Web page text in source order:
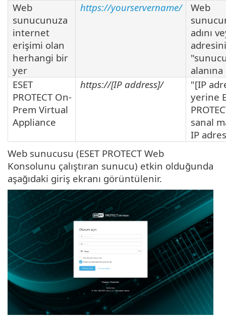
Web
sunucunuza
internet
erişimi olan
herhangi bir
yer
https://yourservername/
Web
adını
adresini
ESET
PROTECT On-
Prem Virtual
Appliance
https://[IP address]/
"[IP
yerine
sanal
IP
Web sunucusu (ESET PROTECT Web
Konsolunu çalıştıran sunucu) etkin olduğunda
aşağıdaki giriş ekranı görüntülenir.